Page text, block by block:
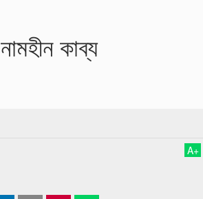
নামহীন কাব্য
A+